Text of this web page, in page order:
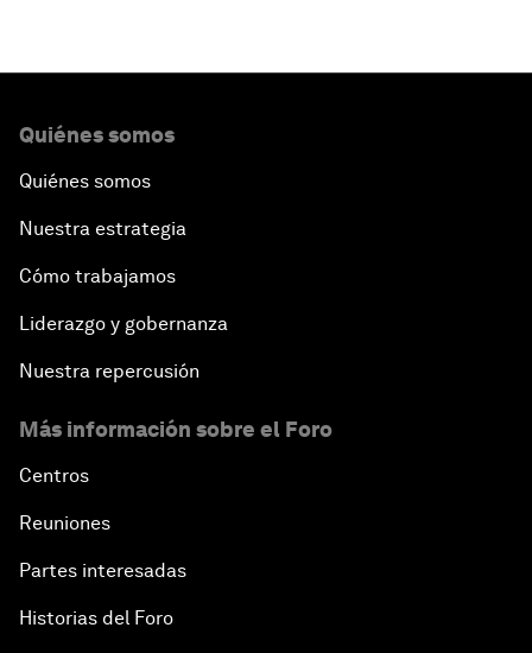
Quiénes somos
Quiénes somos
Nuestra estrategia
Cómo trabajamos
Liderazgo y gobernanza
Nuestra repercusión
Más información sobre el Foro
Centros
Reuniones
Partes interesadas
Historias del Foro